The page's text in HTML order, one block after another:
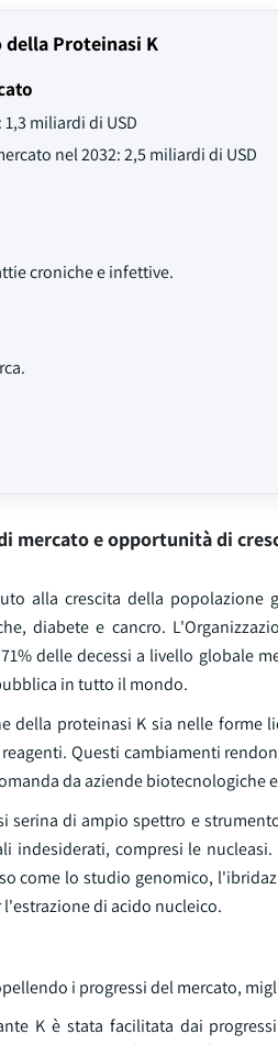
Proteinasi K
miliardi di USD
nel 2032: 2,5 miliardi di USD
croniche e infettive.
mercato e opportunità di
alla crescita della
diabete e cancro.
delle decessi a livello globale
in tutto il mondo.
della proteinasi K sia nelle
Questi cambiamenti
da aziende biotecnologiche
serina di ampio spettro e
indesiderati, compresi le
come lo studio genomico,
di acido nucleico.
i progressi del mercato,
K è stata facilitata dai